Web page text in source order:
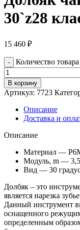
30`z28
15 460 ₽
Количество
В корзину
Артикул: 7723
Описание
Доставка и
Описание
Материал —
Модуль, m — 3,5
Вид — 30
Долбяк – это
является нарезка
Данный инструмент
оснащенного
определенным